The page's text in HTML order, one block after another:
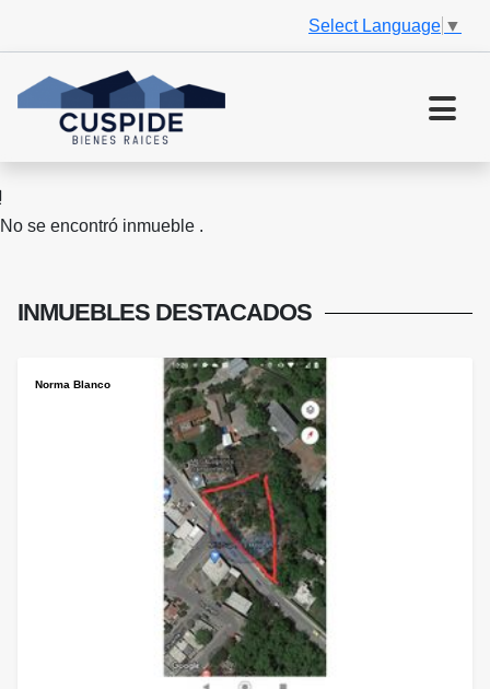
Select Language ▼
No se encontró inmueble .
INMUEBLES DESTACADOS
Norma Blanco